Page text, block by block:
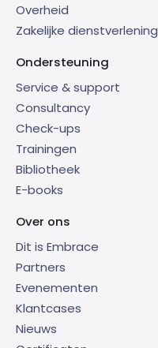
Overheid
Zakelijke dienstverlening
Ondersteuning
Service & support
Consultancy
Check-ups
Trainingen
Bibliotheek
E-books
Over ons
Dit is Embrace
Partners
Evenementen
Klantcases
Nieuws